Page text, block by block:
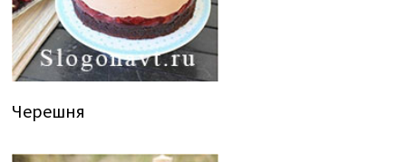
Черешня